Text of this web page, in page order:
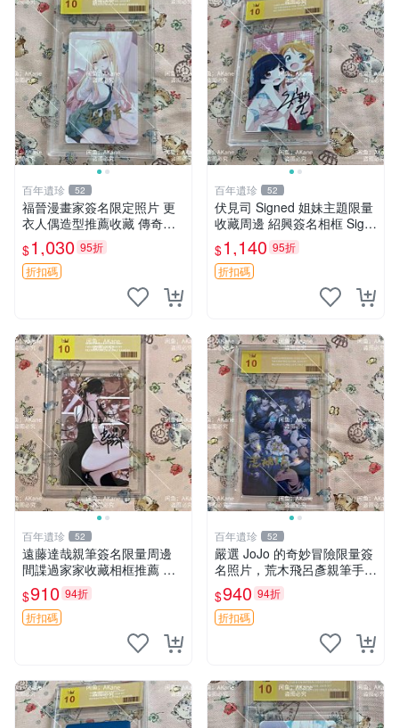
百年遺珍 52
福晉漫畫家簽名限定照片 更
衣人偶造型推薦收藏 傳奇周
邊 簽名 福晉 周邊
$1,030 95折
折扣碼
百年遺珍 52
伏見司 Signed 姐妹主題限量
收藏周邊 紹興簽名相框 Sign
ed 相片 現代插圖 好友紀念品
$1,140 95折
折扣碼
百年遺珍 52
遠藤達哉親筆簽名限量周邊
間諜過家家收藏相框推薦 卡
片 相框 周邊
$910 94折
折扣碼
百年遺珍 52
嚴選 JoJo 的奇妙冒險限量簽
名照片，荒木飛呂彥親筆手跡
推薦收藏 Signed Edition JoJ
o's奇妙冒險 周邊 憑證
$940 94折
折扣碼